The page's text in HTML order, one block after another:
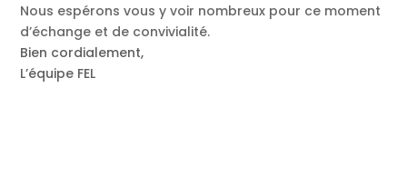
Nous espérons vous y voir nombreux pour ce moment
d’échange et de convivialité.
Bien cordialement,
L’équipe FEL